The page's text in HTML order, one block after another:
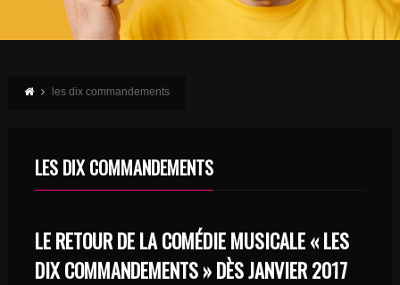
les dix commandements
LES DIX COMMANDEMENTS
LE RETOUR DE LA COMÉDIE MUSICALE « LES
DIX COMMANDEMENTS » DÈS JANVIER 2017